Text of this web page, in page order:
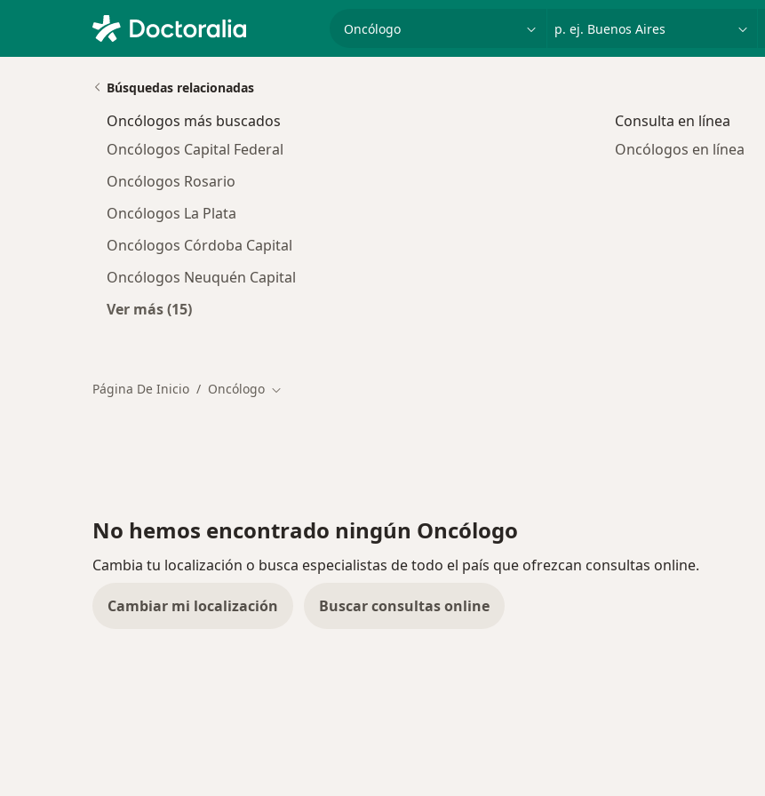
especialidad, enfermedad o nombre
Búsquedas relacionadas
Oncólogos más buscados
Oncólogos Capital Federal
Oncólogos Rosario
Oncólogos La Plata
Oncólogos Córdoba Capital
Oncólogos Neuquén Capital
Ver más (15)
Consulta en línea
Oncólogos en línea
Página De Inicio Oncólogo Cambiar de ciudad
No hemos encontrado ningún Oncólogo
Cambia tu localización o busca especialistas de todo el país que ofrezcan consultas online.
Cambiar mi localización Buscar consultas online